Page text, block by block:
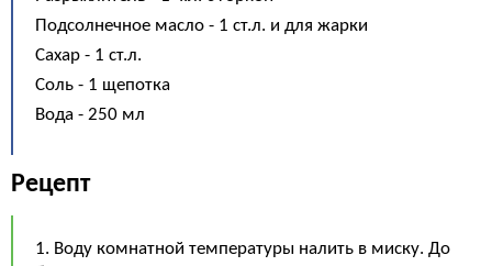
Подсолнечное масло - 1 ст.л. и для жарки
Сахар - 1 ст.л.
Соль - 1 щепотка
Вода - 250 мл
Рецепт
1. Воду комнатной температуры налить в миску. До